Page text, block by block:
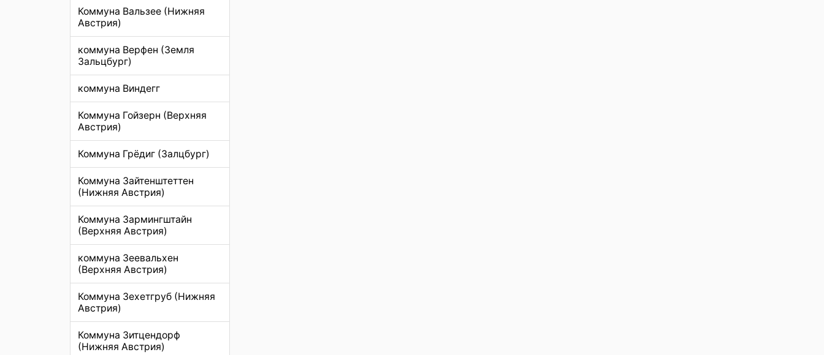
Коммуна Вальзее (Нижняя
Австрия)
коммуна Верфен (Земля
Зальцбург)
коммуна Виндегг
Коммуна Гойзерн (Верхняя
Австрия)
Коммуна Грёдиг (Залцбург)
Коммуна Зайтенштеттен
(Нижняя Австрия)
Коммуна Зармингштайн
(Верхняя Австрия)
коммуна Зеевальхен
(Верхняя Австрия)
Коммуна Зехетгруб (Нижняя
Австрия)
Коммуна Зитцендорф
(Нижняя Австрия)